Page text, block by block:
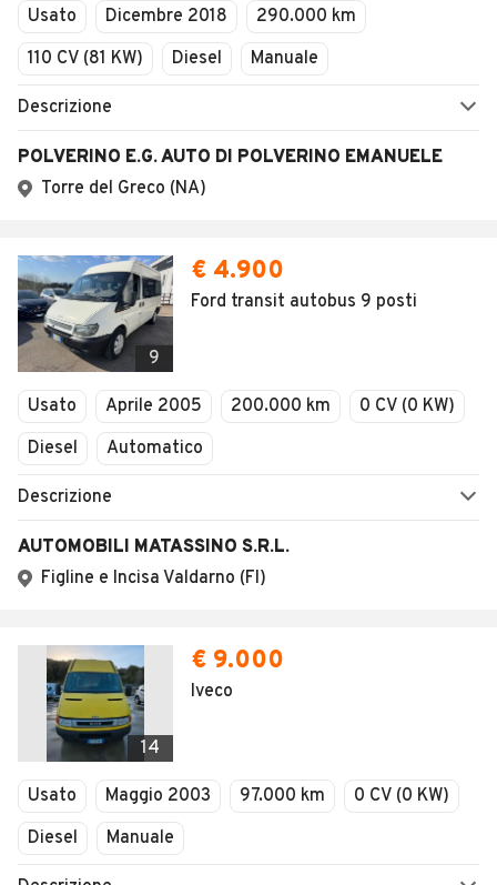
Usato Dicembre 2018
290.000 km
110 CV (81 KW)
Diesel Manuale
Descrizione
POLVERINO E.G. AUTO DI POLVERINO EMANUELE
Torre del Greco (NA)
9
€ 4.900
Ford transit autobus 9 posti
Usato Aprile 2005 200.000 km
0 CV (0 KW)
Diesel
Automatico
Descrizione
AUTOMOBILI MATASSINO S.R.L.
Figline e Incisa Valdarno (FI)
14
€ 9.000
Iveco
Usato Maggio 2003 97.000 km
0 CV (0 KW)
Diesel
Manuale